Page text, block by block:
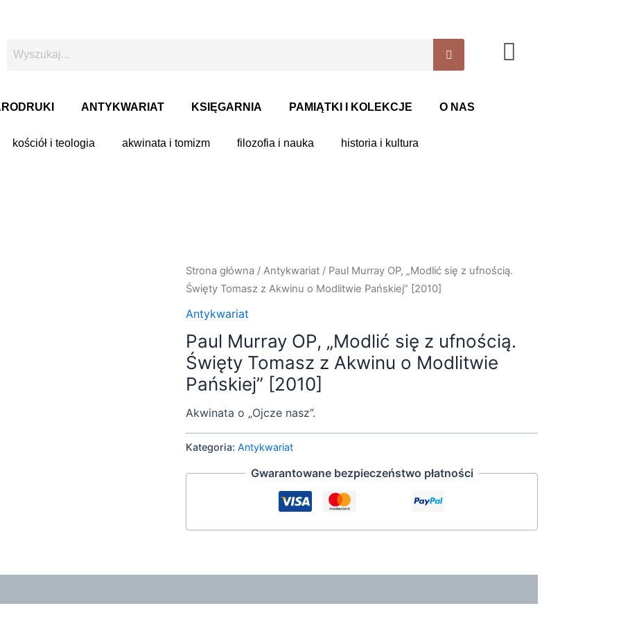
ANTYKWARIAT KSIĘGARNIA PAMIĄTKI I KOLEKCJE O NAS
kościół i teologia akwinata i tomizm filozofia i nauka historia i kultura
Strona główna /Antykwariat / Paul Murray OP, „Modlić się z ufnością.
Święty Tomasz z Akwinu o Modlitwie Pańskiej” [2010]
Antykwariat
Paul Murray OP, „Modlić się z ufnością.
Święty Tomasz z Akwinu o Modlitwie
Pańskiej” [2010]
Akwinata o „Ojcze nasz”.
Kategoria:Antykwariat
Gwarantowane bezpieczeństwo płatności